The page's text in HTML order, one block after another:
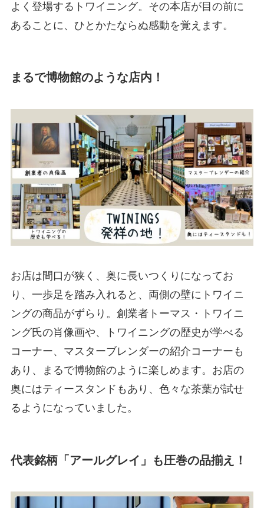
よく登場するトワイニング。その本店が目の前に
あることに、ひとかたならぬ感動を覚えます。
まるで博物館のような店内！
お店は間口が狭く、奥に長いつくりになってお
り、一歩足を踏み入れると、両側の壁にトワイニ
ングの商品がずらり。創業者トーマス・トワイニ
ング氏の肖像画や、トワイニングの歴史が学べる
コーナー、マスターブレンダーの紹介コーナーも
あり、まるで博物館のように楽しめます。お店の
奥にはティースタンドもあり、色々な茶葉が試せ
るようになっていました。
代表銘柄「アールグレイ」も圧巻の品揃え！